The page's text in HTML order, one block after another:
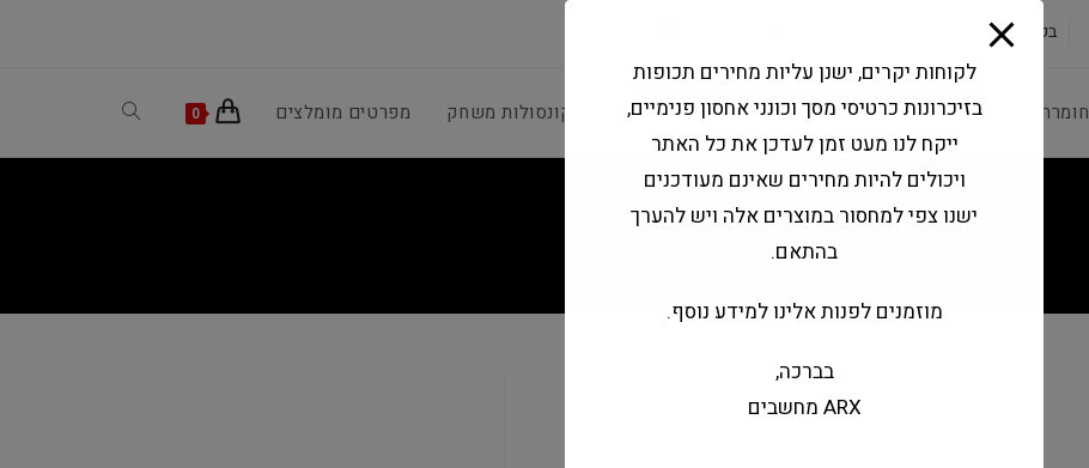
בקשה להצעה
חומרה ותוכנה ציוד היקפי מחשבים וטאבלטים קונסולות משחק מפרטים מומלצים 0
Toggle
לקוחות יקרים, ישנן עליות מחירים תכופות
בזיכרונות כרטיסי מסך וכונני אחסון פנימיים,
ייקח לנו מעט זמן לעדכן את כל האתר
ויכולים להיות מחירים שאינם מעודכנים
ישנו צפי למחסור במוצרים אלה ויש להערך
בהתאם.
מוזמנים לפנות אלינו למידע נוסף.
בברכה,
ARX מחשבים